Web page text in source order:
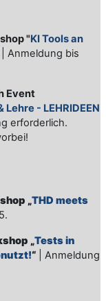
"KI Tools an
| Anmeldung bis
Event
- LEHRIDEEN
erforderlich.
„THD meets
„Tests in
“
| Anmeldung